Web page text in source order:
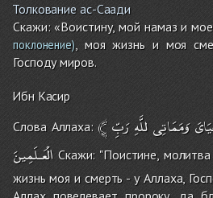
Толкование ас-Саади
Скажи: «Воистину, мой намаз и
поклонение), моя жизнь и моя
Господу миров.
Ибн Касир
Слова Аллаха:﴾ وَمَمَاتِى للَّهِرَبِّ
الْعَـلَمِينَ Скажи: "Поистине,
жизнь моя и смерть - у Аллаха,